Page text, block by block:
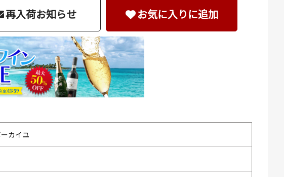
再入荷お知らせ お気に入りに追加
カイユ